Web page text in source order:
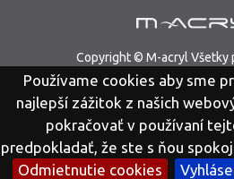
Používame cookies aby sme
najlepší zážitok z našich
pokračovať v používaní
predpokladať, že ste s ňou
Odmietnutie cookies
Copyright © M-acryl Všetky
Právne vyhlásenie